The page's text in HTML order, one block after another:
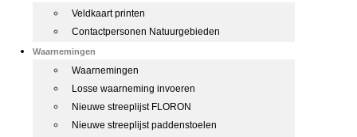
Veldkaart printen
Contactpersonen Natuurgebieden
Waarnemingen
Waarnemingen
Losse waarneming invoeren
Nieuwe streeplijst FLORON
Nieuwe streeplijst paddenstoelen